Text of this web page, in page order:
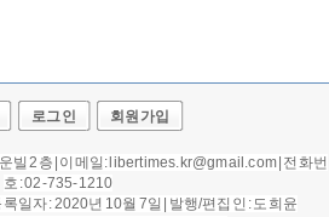
로그인 회원가입
빌 2층 | 이메일: libertimes.kr@gmail.com | 전화번
호 : 02-735-1210
일자 : 2020년 10월 7일 |
발행/편집인 : 도희윤